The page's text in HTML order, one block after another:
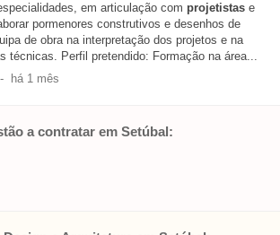
em articulação com projetistas e
pormenores construtivos e desenhos de
de obra na interpretação dos projetos e na
técnicas. Perfil pretendido: Formação na área...
- há 1 mês
a contratar em Setúbal: